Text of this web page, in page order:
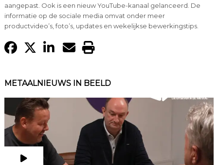
aangepast. Ook is een nieuw YouTube-kanaal gelanceerd. De
informatie op de sociale media omvat onder meer
productvideo’s, foto’s, updates en wekelijkse bewerkingstips.
METAALNIEUWS IN BEELD